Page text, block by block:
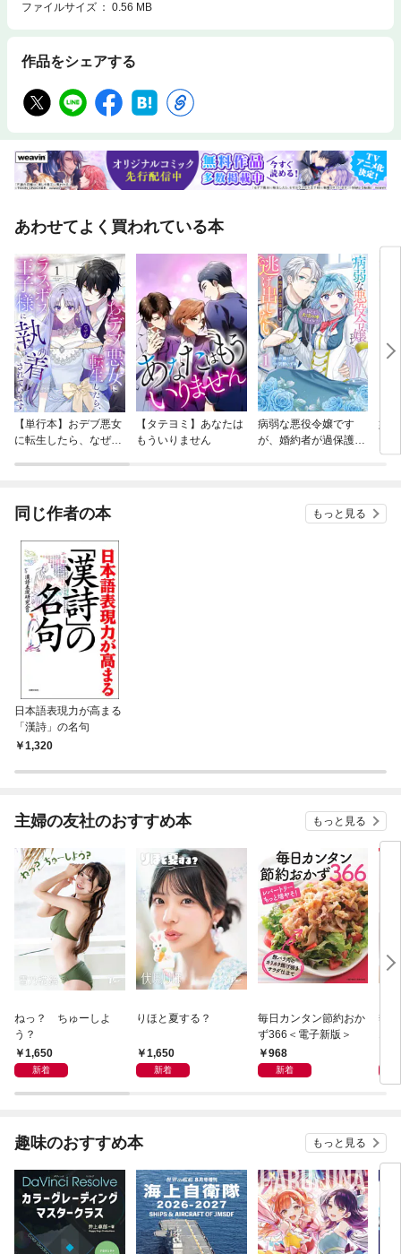
ファイルサイズ
0.56 MB
作品をシェアする
あわせてよく買われている本
【単行本】おデブ悪女
に転生したら、なぜか
【タテヨミ】あなたは
もういりません
病弱な悪役令嬢です
が、婚約者が過保護す
妹
同じ作者の本 もっと見る
日本語表現力が高まる
「漢詩」の名句
1,320
主婦の友社のおすすめ本 もっと見る
ねっ？ ちゅーしよ
う？
1,650
新着
りほと夏する？
1,650
新着
毎日カンタン節約おか
ず366＜電子新版＞
968
新着
季
趣味のおすすめ本 もっと見る